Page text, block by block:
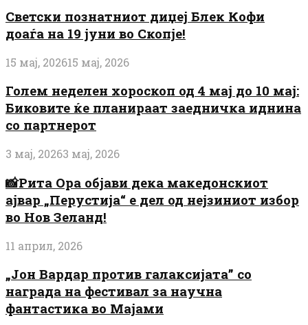
Светски познатниот диџеј Блек Кофи
доаѓа на 19 јуни во Скопје!
15 мај, 202615 мај, 2026
Голем неделен хороскоп од 4 мај до 10 мај:
Биковите ќе планираат заедничка иднина
со партнерот
3 мај, 20263 мај, 2026
📸Рита Ора објави дека македонскиот
ајвар „Перустија“ е дел од нејзиниот избор
во Нов Зеланд!
11 април, 2026
„Јон Вардар против галаксијата” со
награда на фестивал за научна
фантастика во Мајами